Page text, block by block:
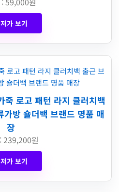
가 보기
죽 로고 패턴 라지 클러치백
방 숄더백 브랜드 명품 매
장
239,200원
가 보기